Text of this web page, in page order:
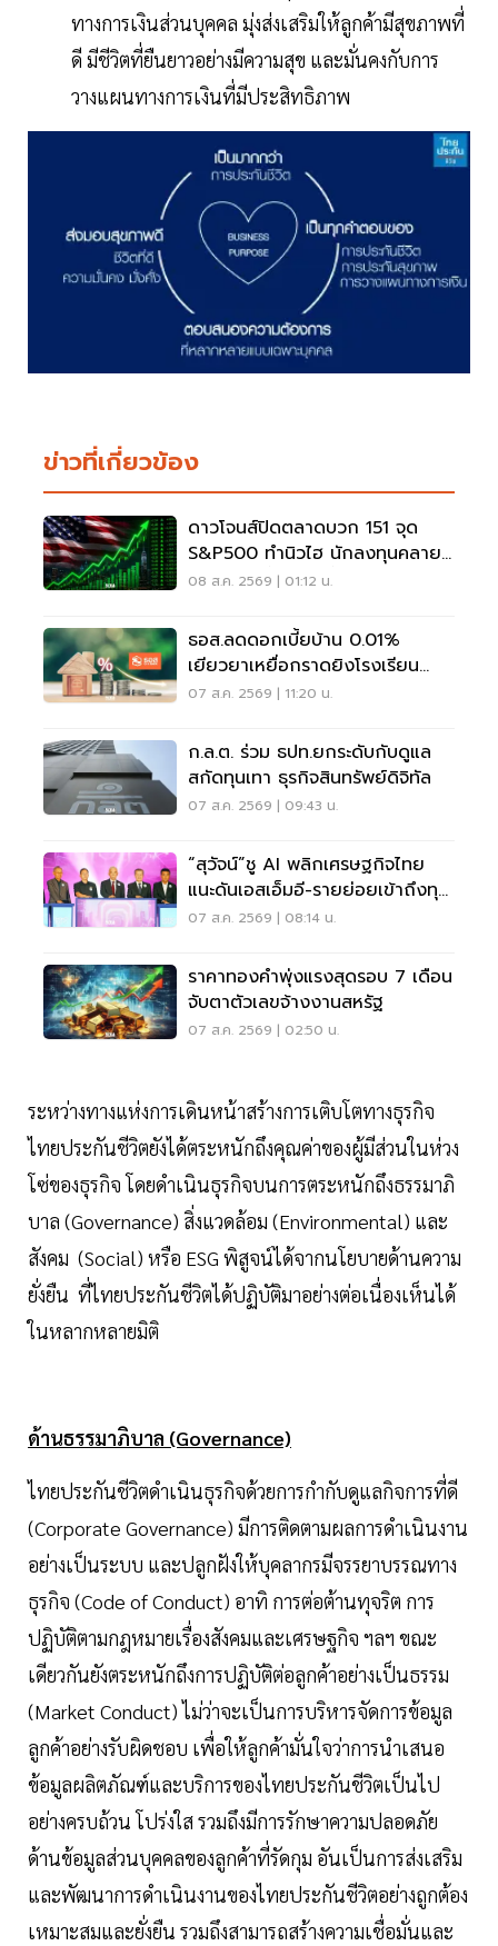
ทางการเงินส่วนบุคคล มุ่งส่งเสริมให้ลูกค้ามีสุขภาพที่
ดี มีชีวิตที่ยืนยาวอย่างมีความสุข และมั่นคงกับการ
วางแผนทางการเงินที่มีประสิทธิภาพ
ข่าวที่เกี่ยวข้อง
ดาวโจนส์ปิดตลาดบวก 151 จุด
S&P500 ทำนิวไฮ นักลงทุนคลาย
กังวลเฟดขึ้นดอกเบี้ย
08 ส.ค. 2569 | 01:12 น.
ธอส.ลดดอกเบี้ยบ้าน 0.01%
เยียวยาเหยื่อกราดยิงโรงเรียน
จ.นนทบุรี
07 ส.ค. 2569 | 11:20 น.
ก.ล.ต. ร่วม ธปท.ยกระดับกับดูแล
สกัดทุนเทา ธุรกิจสินทรัพย์ดิจิทัล
07 ส.ค. 2569 | 09:43 น.
“สุวัจน์”ชู AI พลิกเศรษฐกิจไทย
แนะดันเอสเอ็มอี-รายย่อยเข้าถึงทุน
ฝ่าวิกฤต
07 ส.ค. 2569 | 08:14 น.
ราคาทองคำพุ่งแรงสุดรอบ 7 เดือน
จับตาตัวเลขจ้างงานสหรัฐ
07 ส.ค. 2569 | 02:50 น.
ระหว่างทางแห่งการเดินหน้าสร้างการเติบโตทางธุรกิจ
ไทยประกันชีวิตยังได้ตระหนักถึงคุณค่าของผู้มีส่วนในห่วง
โซ่ของธุรกิจ โดยดำเนินธุรกิจบนการตระหนักถึงธรรมาภิ
บาล (Governance) สิ่งแวดล้อม (Environmental) และ
สังคม (Social) หรือ ESG พิสูจน์ได้จากนโยบายด้านความ
ยั่งยืน ที่ไทยประกันชีวิตได้ปฏิบัติมาอย่างต่อเนื่องเห็นได้
ในหลากหลายมิติ
ด้านธรรมาภิบาล (Governance)
ไทยประกันชีวิตดำเนินธุรกิจด้วยการกำกับดูแลกิจการที่ดี
(Corporate Governance) มีการติดตามผลการดำเนินงาน
อย่างเป็นระบบ และปลูกฝังให้บุคลากรมีจรรยาบรรณทาง
ธุรกิจ (Code of Conduct) อาทิ การต่อต้านทุจริต การ
ปฏิบัติตามกฎหมายเรื่องสังคมและเศรษฐกิจ ฯลฯ ขณะ
เดียวกันยังตระหนักถึงการปฏิบัติต่อลูกค้าอย่างเป็นธรรม
(Market Conduct) ไม่ว่าจะเป็นการบริหารจัดการข้อมูล
ลูกค้าอย่างรับผิดชอบ เพื่อให้ลูกค้ามั่นใจว่าการนำเสนอ
ข้อมูลผลิตภัณฑ์และบริการของไทยประกันชีวิตเป็นไป
อย่างครบถ้วน โปร่งใส รวมถึงมีการรักษาความปลอดภัย
ด้านข้อมูลส่วนบุคคลของลูกค้าที่รัดกุม อันเป็นการส่งเสริม
และพัฒนาการดำเนินงานของไทยประกันชีวิตอย่างถูกต้อง
เหมาะสมและยั่งยืน รวมถึงสามารถสร้างความเชื่อมั่นและ